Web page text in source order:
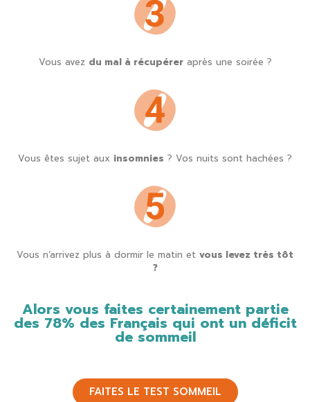
Vous avez du mal à récupéreraprès une soirée ?
Vous êtes sujet aux insomnies ? Vos nuits sont hachées ?
Vous n’arrivez plus à dormir le matin et vous levez très tôt
?
Alors vous faites certainement partie
des 78% des Français qui ont un déficit
de sommeil
FAITES LE TEST SOMMEIL